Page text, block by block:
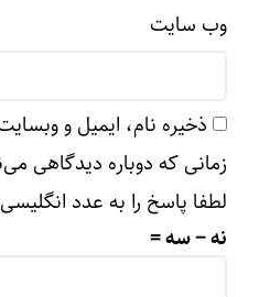
وب‌ سایت
ذخیره نام، ایمیل و
زمانی که دوباره دیدگاهی
لطفا پاسخ را به عدد
نه − سه =